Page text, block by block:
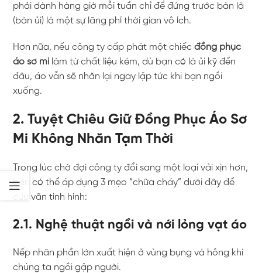
phải dành hàng giờ mỗi tuần chỉ để đứng trước bàn là
(bàn ủi) là một sự lãng phí thời gian vô ích.
Hơn nữa, nếu công ty cấp phát một chiếcđồng phục
áo sơ mi làm từ chất liệu kém, dù bạn có là ủi kỹ đến
đâu, áo vẫn sẽ nhăn lại ngay lập tức khi bạn ngồi
xuống.
2. Tuyệt Chiêu Giữ Đồng Phục Áo Sơ
Mi Không Nhăn Tạm Thời
Trong lúc chờ đợi công ty đổi sang một loại vải xịn hơn,
bạn có thể áp dụng 3 mẹo “chữa cháy” dưới đây để
cứu vãn tình hình:
2.1. Nghệ thuật ngồi và nới lỏng vạt áo
Nếp nhăn phần lớn xuất hiện ở vùng bụng và hông khi
chúng ta ngồi gập người.